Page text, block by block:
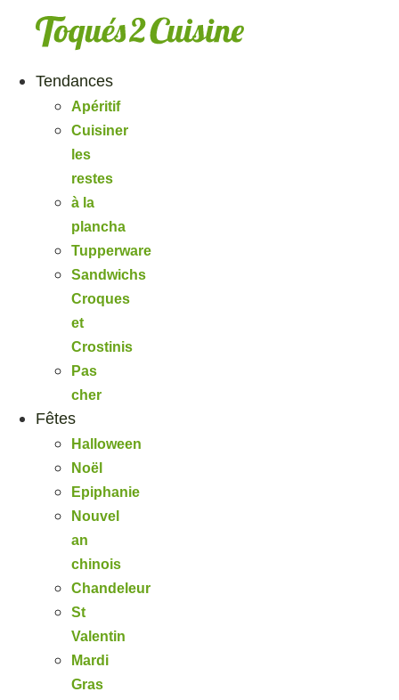
Tendances
Apéritif
Cuisiner
les
restes
à la
plancha
Tupperware
Sandwichs
Croques
et
Crostinis
Pas
cher
Fêtes
Halloween
Noël
Epiphanie
Nouvel
an
chinois
Chandeleur
St
Valentin
Mardi
Gras